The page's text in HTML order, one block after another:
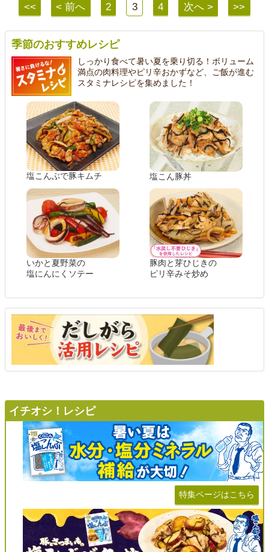
<< < 前へ 2 3 4 次へ > >>
季節のおすすめレシピ
しっかり食べて暑い夏を乗り切る！ボリューム
満点の肉料理やピリ辛おかずなど、ご飯が進む
スタミナレシピを集めました！
塩こんぶで豚キムチ 塩こん豚丼
いかと夏野菜の
塩にんにくソテー
豚肉と芽ひじきの
ピリ辛みそ炒め
イチオシ！レシピ
特集ページはこちら